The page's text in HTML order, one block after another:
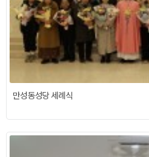
만성동성당 세례식